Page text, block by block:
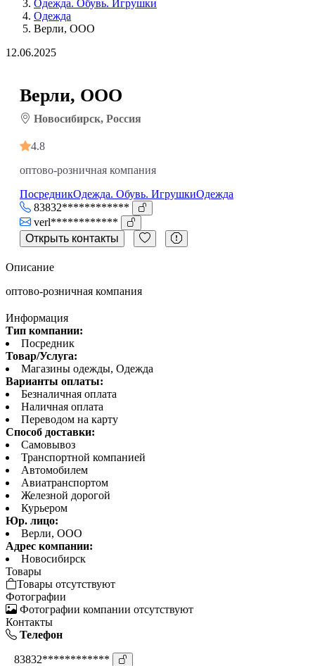
Одежда. Обувь. Игрушки
Одежда
Верли, ООО
12.06.2025
Верли, ООО
Новосибирск, Россия
4.8
оптово-розничная компания
ПосредникОдежда. Обувь. ИгрушкиОдежда
83832************
verl************
Открыть контакты
Описание
оптово-розничная компания
Информация
Тип компании:
Посредник
Товар/Услуга:
Магазины одежды, Одежда
Варианты оплаты:
Безналичная оплата
Наличная оплата
Переводом на карту
Способ доставки:
Самовывоз
Транспортной компанией
Автомобилем
Авиатранспортом
Железной дорогой
Курьером
Юр. лицо:
Верли, ООО
Адрес компании:
Новосибирск
Товары
Товары отсутствуют
Фотографии
Фотографии компании отсутствуют
Контакты
Телефон
83832************